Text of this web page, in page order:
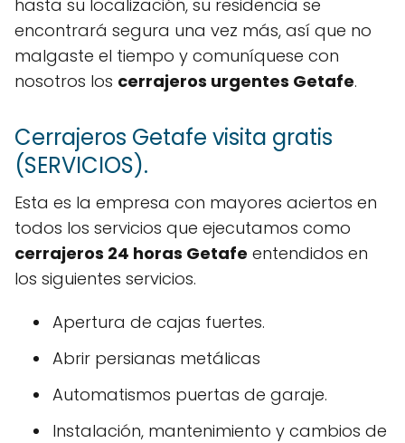
hasta su localización, su residencia se
encontrará segura una vez más, así que no
malgaste el tiempo y comuníquese con
nosotros los cerrajeros urgentes Getafe.
Cerrajeros Getafe visita gratis
(SERVICIOS).
Esta es la empresa con mayores aciertos en
todos los servicios que ejecutamos como
cerrajeros 24 horas Getafe entendidos en
los siguientes servicios.
Apertura de cajas fuertes.
Abrir persianas metálicas
Automatismos puertas de garaje.
Instalación, mantenimiento y cambios de